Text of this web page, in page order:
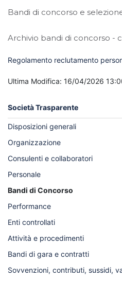
Bandi di concorso e
Archivio bandi di concorso -
Regolamento reclutamento
Ultima Modifica: 16/04/2026
Società Trasparente
Disposizioni generali
Organizzazione
Consulenti e collaboratori
Personale
Bandi di Concorso
Performance
Enti controllati
Attività e procedimenti
Bandi di gara e contratti
Sovvenzioni, contributi, sussidi,